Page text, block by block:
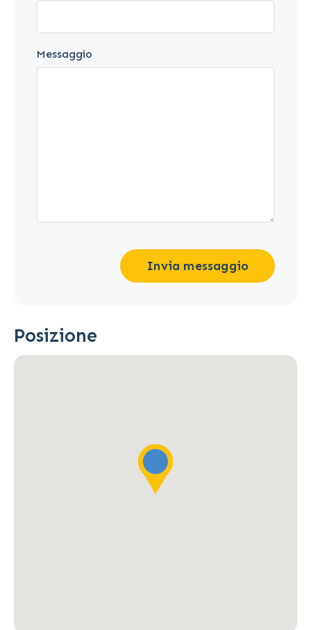
Messaggio
Invia messaggio
Posizione